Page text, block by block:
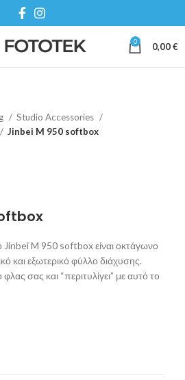
0 0,00€
Studio Accessories
Jinbei M 950 softbox
M 950 softbox είναι οκτάγωνο
και εξωτερικό φύλλο διάχυσης.
σας και “περιτυλίγει” με αυτό το